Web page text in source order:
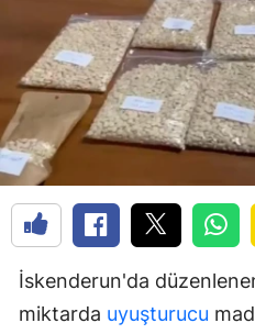
İskenderun'da
miktarda uyuşturucu